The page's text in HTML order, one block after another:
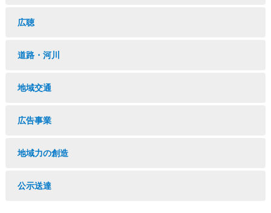
広聴
道路・河川
地域交通
広告事業
地域力の創造
公示送達